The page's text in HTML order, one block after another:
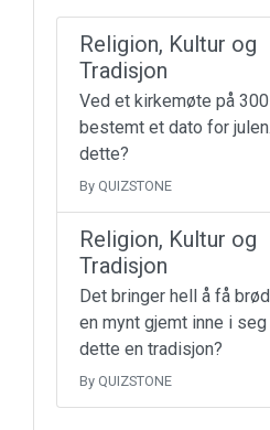
Religion, Kultur og
Tradisjon
Ved et kirkemøte på
bestemt et dato for
dette?
By QUIZSTONE
Religion, Kultur og
Tradisjon
Det bringer hell å få
en mynt gjemt inne i
dette en tradisjon?
By QUIZSTONE